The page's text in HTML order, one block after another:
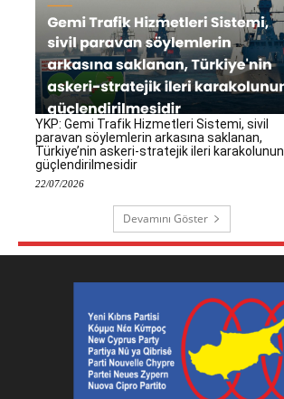
YKP: Gemi Trafik Hizmetleri Sistemi, sivil
paravan söylemlerin arkasına saklanan,
Türkiye’nin askeri-stratejik ileri karakolunun
güçlendirilmesidir
22/07/2026
Devamını Göster